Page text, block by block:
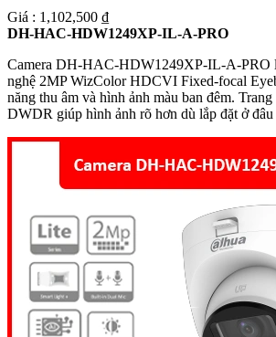
Giá : 1,102,500 ₫
DH-HAC-HDW1249XP-IL-A-PRO
Camera DH-HAC-HDW1249XP-IL-A-PRO
nghệ 2MP WizColor HDCVI Fixed-focal
năng thu âm và hình ảnh màu ban đêm.
DWDR giúp hình ảnh rõ hơn dù lắp đặt ở đâu